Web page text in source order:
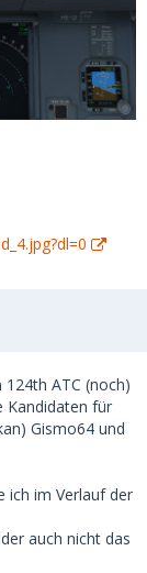
ATC (noch)
Kandidaten für
Gismo64 und
ich im Verlauf der
auch nicht das